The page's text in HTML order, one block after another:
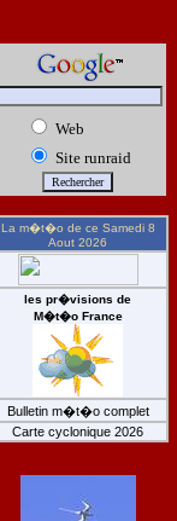
Web
Site runraid
La m�t�o de ce Samedi 8
Aout 2026
les pr�visions de
M�t�o France
Bulletin m�t�o complet
Carte cyclonique 2026